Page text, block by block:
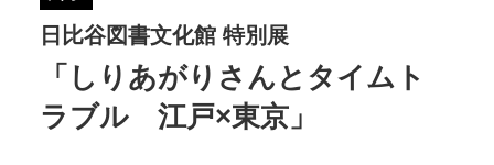
EXHIBITION
MUSEUM 美術館情報
NEWS
日比谷図書文化館 特別展
「しりあがりさんとタイムト
ラブル 江戸×東京」